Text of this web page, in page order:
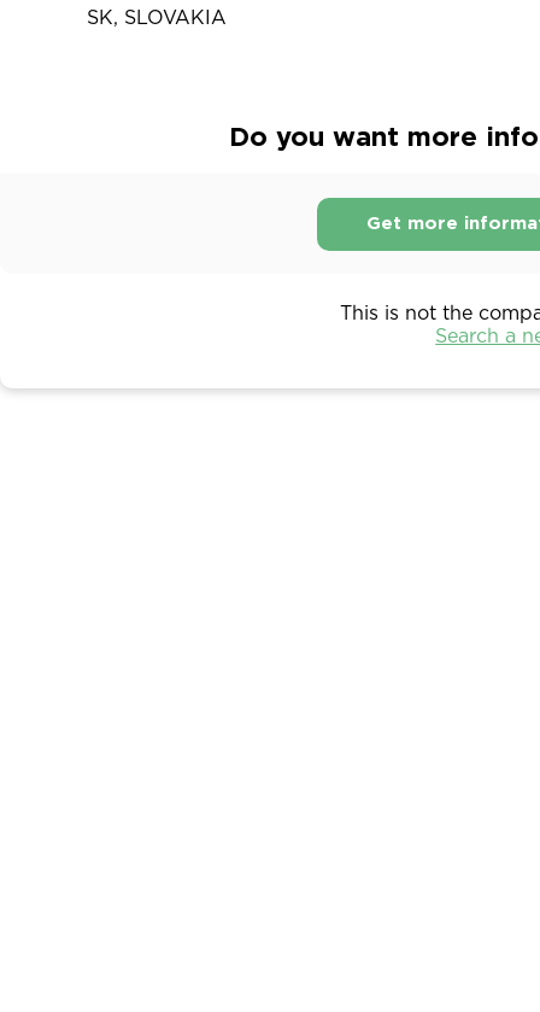
SK, SLOVAKIA
Do you want more
Get more
This is not the
Search a